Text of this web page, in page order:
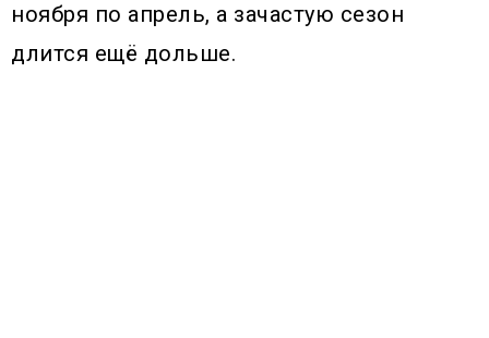
ноября по апрель, а зачастую сезон
длится ещё дольше.